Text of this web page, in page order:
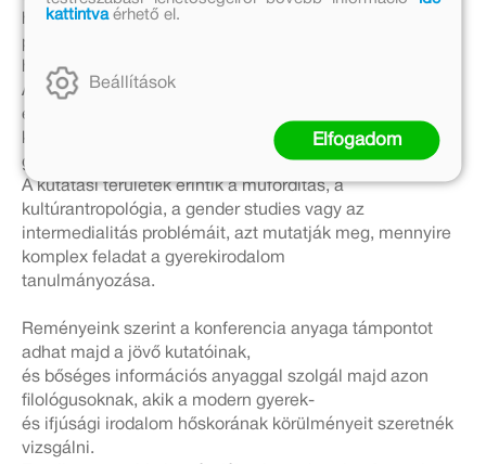
hogy az előadásoknak valamilyen
ponton kapcsolódniuk kell a Móra Könyvkiadó több mint
hetvenéves történetéhez.
A szövegek tehát sokszínűek, mégis kirajzolódik belőlük
egy meglehetősen pontos
kép, és nem csupán a kiadó világáról, hanem magáról a
gyerek- és ifjúsági irodalomról.
A kutatási területek érintik a műfordítás, a
kultúrantropológia, a gender studies vagy az
intermedialitás problémáit, azt mutatják meg, mennyire
komplex feladat a gyerekirodalom
tanulmányozása.
Reményeink szerint a konferencia anyaga támpontot
adhat majd a jövő kutatóinak,
és bőséges információs anyaggal szolgál majd azon
filológusoknak, akik a modern gyerek-
és ifjúsági irodalom hőskorának körülményeit szeretnék
vizsgálni.
kattintvaérhető el.
Beállítások
Elfogadom